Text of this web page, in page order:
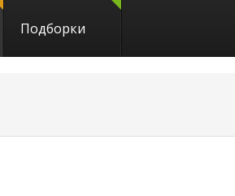
Подборки